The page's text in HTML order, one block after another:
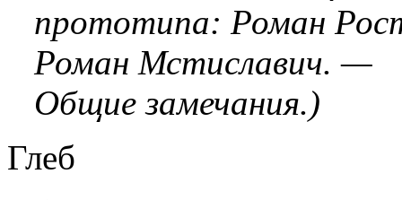
прототипа: Роман
Роман Мстиславич. —
Общие замечания.)
Глеб